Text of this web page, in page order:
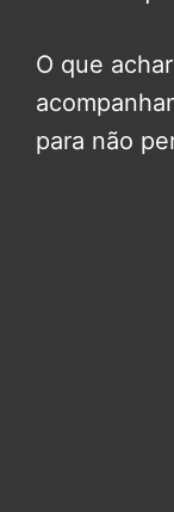
O que
para não